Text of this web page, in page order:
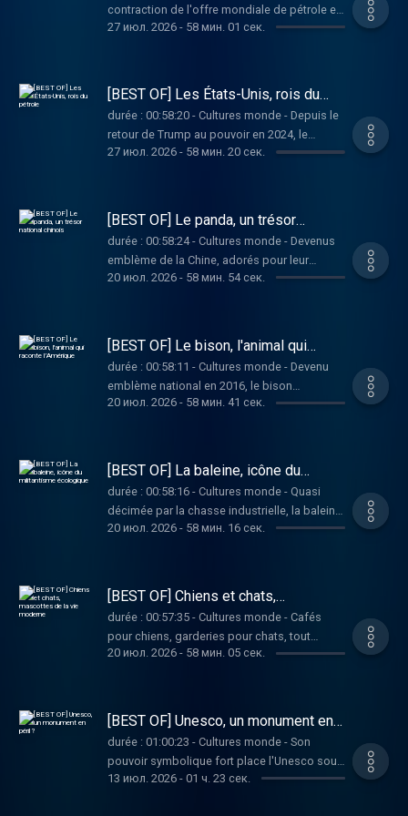
podcast ? Pour écouter tous les épisodes
contraction de l'offre mondiale de pétrole et
de gaz liée à la guerre au Moyen-Orient met
fournisseurs extérieurs pour leur
approvisionnement en énergies fossiles.
Vous aimez ce podcast ? Pour écouter tous
les épisodes sans limite, rendez-vous sur
27 июл. 2026- 58 мин. 01 сек.
[BEST OF] Les États-Unis, rois du
pétrole
durée : 00:58:20 - Cultures monde - Depuis le
retour de Trump au pouvoir en 2024, le
secteur des énergies fossiles est encore
instrument de domination, le pétrole
étatsunien n'en demeure pas moins pris dans
les dynamiques du marché mondial. Vous
aimez ce podcast ? Pour écouter tous les
27 июл. 2026- 58 мин. 20 сек.
[BEST OF] Le panda, un trésor
national chinois
durée : 00:58:24 - Cultures monde - Devenus
emblème de la Chine, adorés pour leur
mignonnerie, les pandas font l'objet de
podcast ? Pour écouter tous les épisodes
sans limite, rendez-vous sur Radio France
20 июл. 2026- 58 мин. 54 сек.
[BEST OF] Le bison, l'animal qui
raconte l’Amérique
durée : 00:58:11 - Cultures monde - Devenu
emblème national en 2016, le bison
d'Amérique incarne l'identité des États-Unis.
colonisation et d'expansion vers l'ouest.
Vous aimez ce podcast ? Pour écouter tous
les épisodes sans limite, rendez-vous sur
Radio France
20 июл. 2026- 58 мин. 41 сек.
[BEST OF] La baleine, icône du
militantisme écologique
durée : 00:58:16 - Cultures monde - Quasi
décimée par la chasse industrielle, la baleine
est devenue l'emblème de la protection des
culturelle sur la manière de considérer les
animaux sauvages. Vous aimez ce podcast ?
Pour écouter tous les épisodes sans limite,
rendez-vous sur Radio France
20 июл. 2026- 58 мин. 16 сек.
[BEST OF] Chiens et chats,
mascottes de la vie moderne
durée : 00:57:35 - Cultures monde - Cafés
pour chiens, garderies pour chats, tout
semble redéfinir les rapports entre les
dans les évolutions juridiques autour de leur
statut. Vous aimez ce podcast ? Pour écouter
tous les épisodes sans limite, rendez-vous
sur Radio France
20 июл. 2026- 58 мин. 05 сек.
[BEST OF] Unesco, un monument en
péril ?
durée : 01:00:23 - Cultures monde - Son
pouvoir symbolique fort place l'Unesco sous
le feu des critiques. Son nouveau directeur
13 июл. 2026- 01 ч. 23 сек.